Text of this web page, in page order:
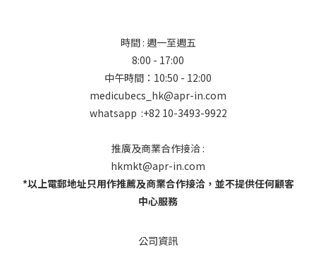
時間 : 週一至週五
8:00 - 17:00
中午時間：10:50 - 12:00
medicubecs_hk@apr-in.com
whatsapp :+82 10-3493-9922
推廣及商業合作接洽 :
hkmkt@apr-in.com
*以上電郵地址只用作推薦及商業合作接洽，並不提供任何顧客
中心服務
公司資訊